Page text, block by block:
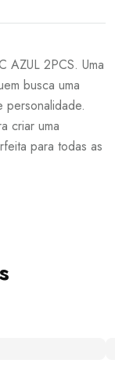
AZUL 2PCS. Uma
busca uma
personalidade.
criar uma
para todas as